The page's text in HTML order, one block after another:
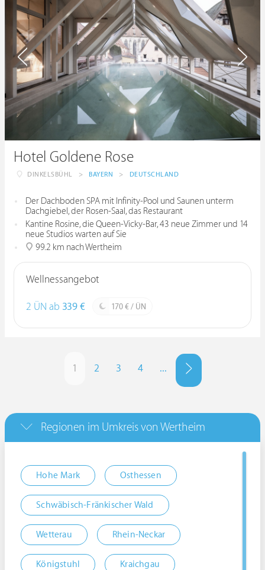
Hotel Goldene Rose
DINKELSBÜHL > BAYERN > DEUTSCHLAND
Der Dachboden SPA mit Infinity-Pool und Saunen unterm
Dachgiebel, der Rosen-Saal, das Restaurant
Kantine Rosine, die Queen-Vicky-Bar, 43 neue Zimmer und 14
neue Studios warten auf Sie
99.2 km nach Wertheim
Wellnessangebot
2 ÜN ab 339 € 170 € / ÜN
1 2 3 4 ...
Regionen im Umkreis von Wertheim
Hohe Mark Osthessen
Schwäbisch-Fränkischer Wald
Wetterau Rhein-Neckar
Königstuhl Kraichgau